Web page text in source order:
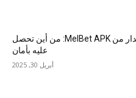
أحدث إصدار من MelBet APK: من أين تحصل
عليه بأمان
أبريل 30, 2025